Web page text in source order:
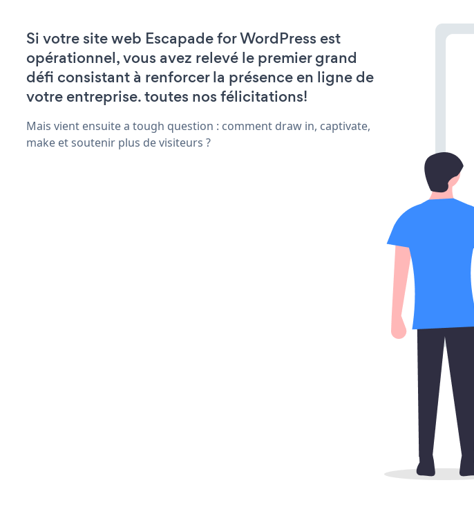
Si votre site web Escapade for WordPress est
opérationnel, vous avez relevé le premier grand
défi consistant à renforcer la présence en ligne de
votre entreprise. toutes nos félicitations!
Mais vient ensuite a tough question : comment draw in, captivate,
make et soutenir plus de visiteurs ?